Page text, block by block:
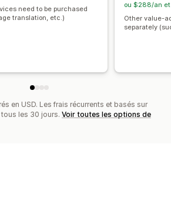
Bons de commande
need to be purchased
translation, etc.)
ou $288/an et
Other value-
separately
en USD. Les frais récurrents et basés sur
les 30 jours. Voir toutes les options de